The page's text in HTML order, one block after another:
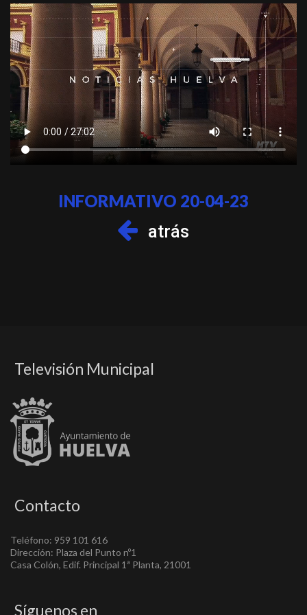
INFORMATIVO 20-04-23
atrás
Televisión Municipal
Contacto
Teléfono: 959 101 616
Dirección: Plaza del Punto nº1
Casa Colón, Edif. Principal 1ª Planta, 21001
Síguenos en